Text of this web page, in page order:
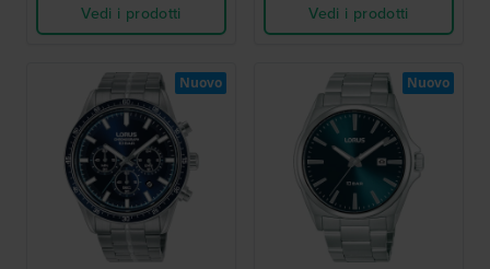
Vedi i prodotti
Vedi i prodotti
Nuovo Nuovo